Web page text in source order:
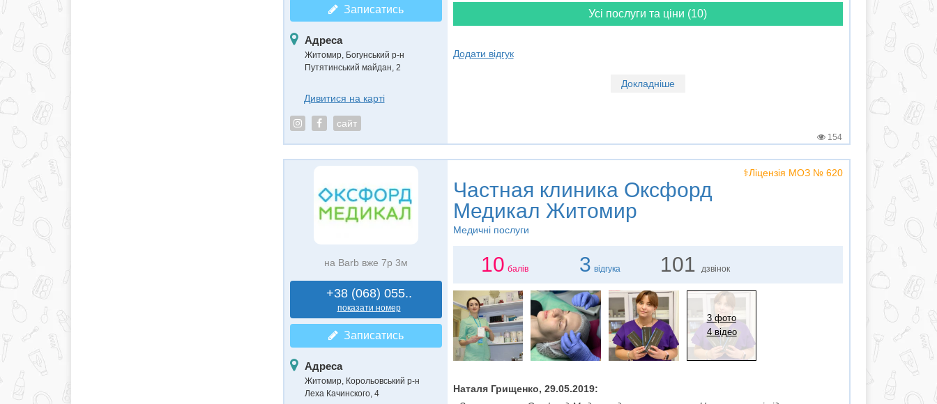
Записатись
Адреса
Житомир, Богунський р-н
Путятинський майдан, 2
Дивитися на карті
сайт
Усі послуги та ціни (10)
Додати відгук
Докладніше
154
на Barb вже 7р 3м
+38 (068) 055..
показати номер
Записатись
Адреса
Житомир, Корольовський р-н
Леха Качинского, 4
⚕️Ліцензія МОЗ № 620
Частная клиникаОксфорд
Медикал Житомир
Медичні послуги
10 балів 3 відгука 101 дзвінок
3 фото
4 відео
Наталя Грищенко, 29.05.2019: